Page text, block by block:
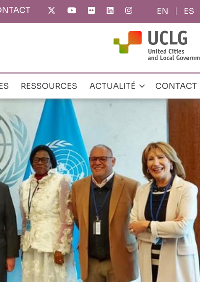
ES
RESSOURCES ACTUALITÉ CONTACT